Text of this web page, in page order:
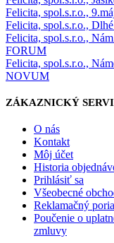
Felicita, spol.s.r.o.,
Felicita, spol.s.r.o.,
Felicita, spol.s.r.o.,
FORUM
Felicita, spol.s.r.o.,
NOVUM
ZÁKAZNICKÝ
O nás
Kontakt
Môj účet
Historia
Prihlásiť sa
Všeobecné
Reklamačný
Poučenie o
zmluvy